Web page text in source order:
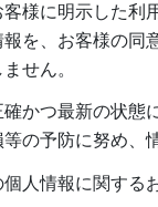
様に明示した利
を、お客様の同
せん。
かつ最新の状態
の予防に努め、
人情報に関する